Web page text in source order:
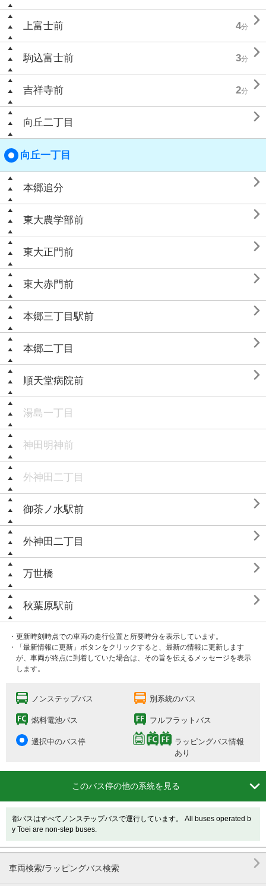
上富士前 4分 
駒込富士前 3分 
吉祥寺前 2分 
向丘二丁目 
向丘一丁目
本郷追分 
東大農学部前 
東大正門前 
東大赤門前 
本郷三丁目駅前 
本郷二丁目 
順天堂病院前 
湯島一丁目
神田明神前
外神田二丁目
御茶ノ水駅前 
外神田二丁目 
万世橋 
秋葉原駅前 
・更新時刻時点での車両の走行位置と所要時分を表示しています。
・「最新情報に更新」ボタンをクリックすると、最新の情報に更新します
が、車両が終点に到着していた場合は、その旨を伝えるメッセージを表示
します。
ノンステップバス 別系統のバス
燃料電池バス フルフラットバス
選択中のバス停
ラッピングバス情報
あり
このバス停の他の系統を見る 
都バスはすべてノンステップバスで運行しています。 All buses operated b
y Toei are non-step buses.
車両検索/ラッピングバス検索
